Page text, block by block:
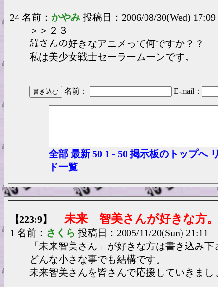
24 名前： かやみ 投稿日：2006/08/30(Wed) 17:09
＞＞２３
㍊さんの好きなアニメって何ですか？？
私は美少女戦士セーラームーンです。
名前： E-mail：
全部 最新 50 1 - 50 掲示板のトップへ
ド一覧
【223:9】 未来 智美さんが好きな方。
1 名前： さくら 投稿日：2005/11/20(Sun) 21:11
「未来智美さん」が好きな方は書き込み下
どんな小さな事でも結構です。
未来智美さんを皆さんで応援していきまし